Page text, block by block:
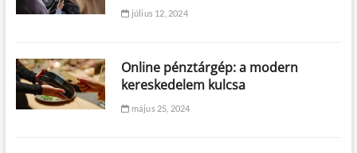
július 12, 2024
Online pénztárgép: a modern
kereskedelem kulcsa
május 25, 2024